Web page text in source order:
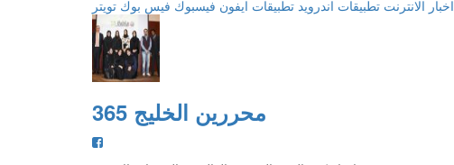
اخبار الانترنت تطبيقات اندرويد تطبيقات ايفون فيسبوك فيس بوك تويتر
محررين الخليج 365